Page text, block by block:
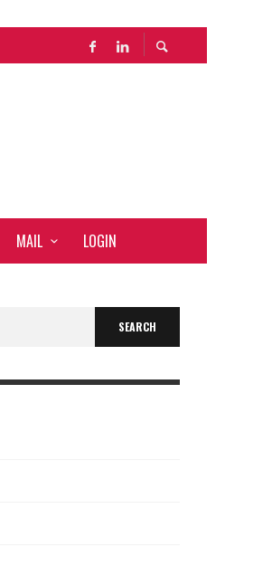
MAIL LOGIN